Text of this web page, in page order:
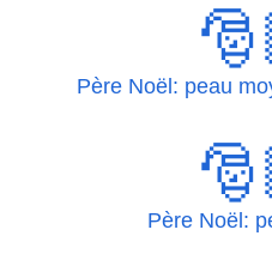
Père Noël: peau
Père Noël: